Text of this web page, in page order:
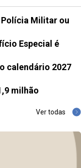
Polícia Militar ou
Especial é
calendário 2027
milhão
Ver todas